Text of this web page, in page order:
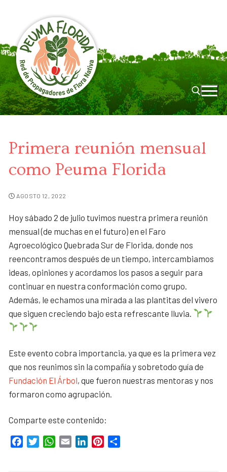
Primera reunión mensual
como Peuma Florida
AGOSTO 12, 2022
Hoy sábado 2 de julio tuvimos nuestra primera reunión
mensual (de muchas en el futuro) en el Faro
Agroecológico Quebrada Sur de Florida, donde nos
reencontramos después de un tiempo, intercambiamos
ideas, opiniones y acordamos los pasos a seguir para
continuar en nuestra conformación como grupo.
Además, le echamos una mirada a las plantitas del vivero
que siguen creciendo bajo esta refrescante lluvia.
Este evento cobra importancia, ya que es la primera vez
que nos reunimos sin la compañía y sobretodo guía de
Fundación El Árbol, que fueron nuestras mentoras y nos
formaron como agrupación.
Comparte este contenido:
FacebookTwitterWhatsApp
Email LinkedInPinterest